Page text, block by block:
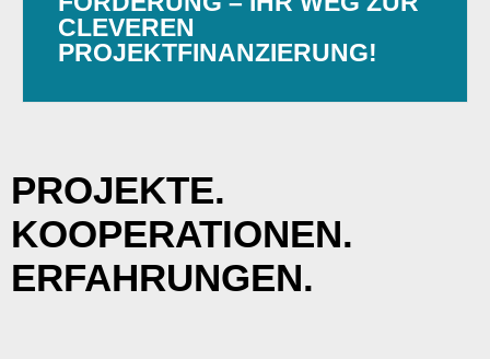
CLEVEREN
PROJEKTFINANZIERUNG!
PROJEKTE.
KOOPERATIONEN.
ERFAHRUNGEN.